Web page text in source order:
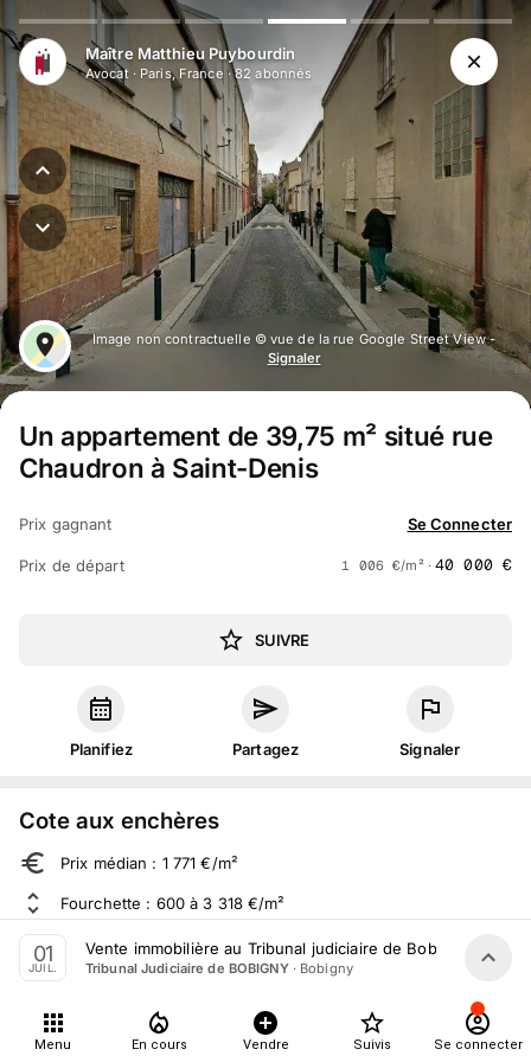
Aller au contenu principal
Maître Matthieu Puybourdin
Avocat· Paris, France ·82 abonnés
Image non contractuelle © vue de la rue Google Street View -
Signaler
Un appartement de 39,75 m² situé rue
Chaudron à Saint-Denis
Prix gagnant Se Connecter
Prix de départ 1 006 €/m² ·40 000 €
SUIVRE
Planifiez Partagez Signaler
Cote aux enchères
Prix médian : 1 771 €/m²
Fourchette : 600 à 3 318 €/m²
Sur 1 283 ventes aux enchères dans le département
À propos
01
JUIL.
Vente immobilière au Tribunal judiciaire de Bobigny le 1er
Tribunal Judiciaire de BOBIGNY· Bobigny
Menu En cours Vendre Suivis Se connecter